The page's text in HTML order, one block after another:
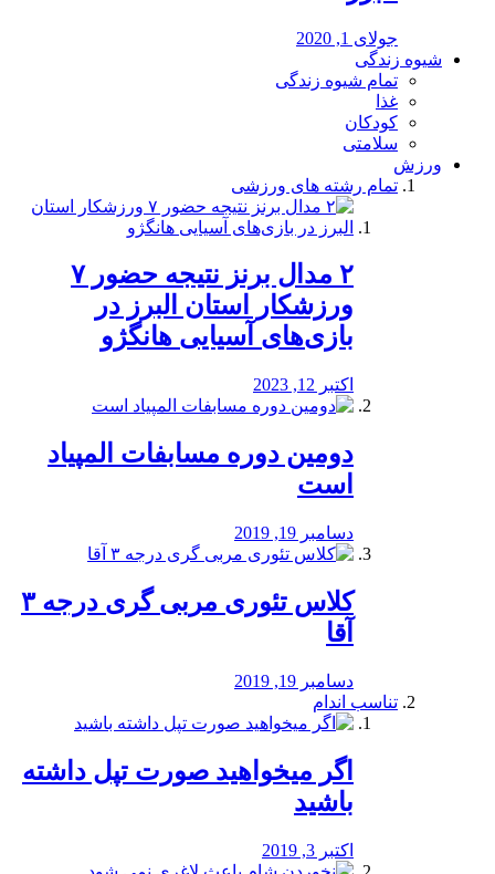
جولای 1, 2020
شیوه زندگی
تمام شیوه زندگی
غذا
کودکان
سلامتی
ورزش
تمام رشته های ورزشی
۲ مدال برنز نتیجه حضور ۷
ورزشکار استان البرز در
بازی‌های آسیایی هانگژو
اکتبر 12, 2023
دومین دوره مسابفات المپیاد
است
دسامبر 19, 2019
کلاس تئوری مربی گری درجه ۳
آقا
دسامبر 19, 2019
تناسب اندام
اگر میخواهید صورت تپل داشته
باشید
اکتبر 3, 2019